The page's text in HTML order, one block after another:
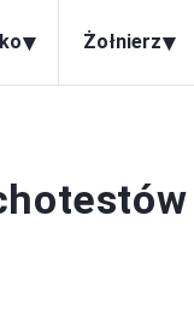
▾ Żołnierz▾